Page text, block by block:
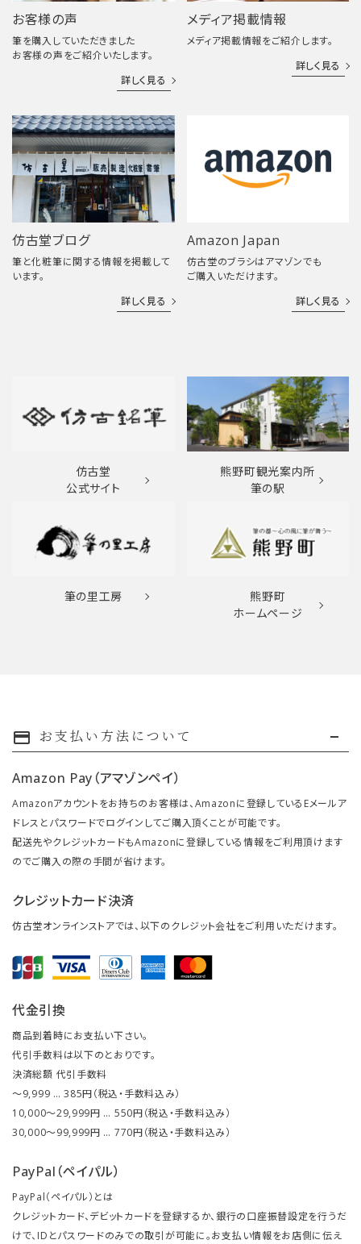
お客様の声
筆を購入していただきました
お客様の声をご紹介いたします。
詳しく見る
メディア掲載情報
メディア掲載情報をご紹介します。
詳しく見る
仿古堂ブログ
筆と化粧筆に関する情報を掲載して
います。
詳しく見る
Amazon Japan
仿古堂のブラシはアマゾンでも
ご購入いただけます。
詳しく見る
仿古堂
公式サイト
熊野町観光案内所
筆の駅
筆の里工房
熊野町
ホームページ
payment お支払い方法について
Amazon Pay（アマゾンペイ）
Amazonアカウントをお持ちのお客様は、Amazonに登録しているEメールア
ドレスとパスワードでログインしてご購入頂くことが可能です。
配送先やクレジットカードもAmazonに登録している情報をご利用頂けます
のでご購入の際の手間が省けます。
クレジットカード決済
仿古堂オンラインストアでは、以下のクレジット会社をご利用いただけます。
代金引換
商品到着時にお支払い下さい。
代引手数料は以下のとおりです。
決済総額 代引手数料
～9,999 … 385円（税込・手数料込み）
10,000～29,999円 … 550円（税込・手数料込み）
30,000～99,999円 … 770円（税込・手数料込み）
PayPal（ペイパル）
PayPal（ペイパル）とは
クレジットカード、デビットカードを登録するか、銀行の口座振替設定を行うだ
けで、IDとパスワードのみでの取引が可能に。お支払い情報をお店側に伝え